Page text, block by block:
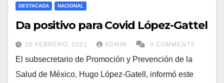
DESTACADA NACIONAL
Da positivo para Covid López-Gattel
20 FEBRERO, 2021 ADMIN 0 COMMENTS
El subsecretario de Promoción y Prevención de la
Salud de México, Hugo López-Gatell, informó este